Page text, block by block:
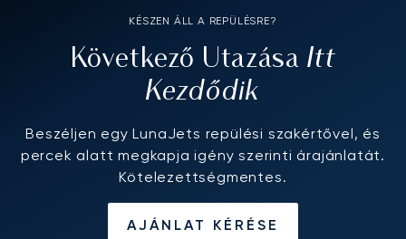
KÉSZEN ÁLL A REPÜLÉSRE?
Következő Utazása Itt
Kezdődik
Beszéljen egy LunaJets repülési szakértővel, és
percek alatt megkapja igény szerinti árajánlatát.
Kötelezettségmentes.
AJÁNLAT KÉRÉSE